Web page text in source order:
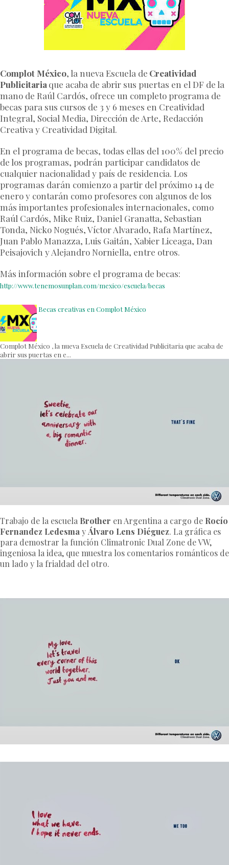
Complot México, la nueva Escuela de Creatividad
Publicitariaque acaba de abrir sus puertas en el DF de la
mano de Raúl Cardós, ofrece un completo programa de
becas para sus cursos de 3 y 6 meses en Creatividad
Integral, Social Media, Dirección de Arte, Redacción
Creativa y Creatividad Digital.
En el programa de becas, todas ellas del 100% del precio
de los programas, podrán participar candidatos de
cualquier nacionalidad y país de residencia. Los
programas darán comienzo a partir del próximo 14 de
enero y contarán como profesores con algunos de los
más importantes profesionales internacionales, como
Raúl Cardós, Mike Ruiz, Daniel Granatta, Sebastian
Tonda, Nicko Nogués, Víctor Alvarado, Rafa Martínez,
Juan Pablo Manazza, Luis Gaitán, Xabier Liceaga, Dan
Peisajovich y Alejandro Norniella, entre otros.
Más información sobre el programa de becas:
http://www.tenemosunplan.com/mexico/escuela/becas
Becas creativas en Complot México
Complot México , la nueva Escuela de Creatividad Publicitaria que acaba de
abrir sus puertas en e...
Trabajo de la escuela Brother en Argentina a cargo de Rocío
Fernandez LedesmayÁlvaro Lens Diéguez. La gráfica es
para demostrar la función Climatronic Dual Zone de VW,
ingeniosa la idea, que muestra los comentarios románticos de
un lado y la frialdad del otro.